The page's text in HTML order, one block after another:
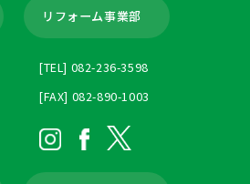
リフォーム事業部
[TEL] 082-236-3598
[FAX] 082-890-1003